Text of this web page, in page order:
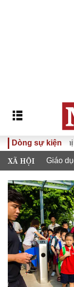
Dòng sự kiện
Đưa Nghị quyết
XÃ HỘI Giáo